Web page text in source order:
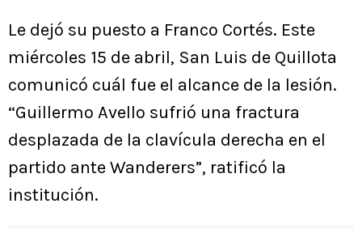
Le dejó su puesto a Franco Cortés. Este
miércoles 15 de abril, San Luis de Quillota
comunicó cuál fue el alcance de la lesión.
“Guillermo Avello sufrió una fractura
desplazada de la clavícula derecha en el
partido ante Wanderers”, ratificó la
institución.